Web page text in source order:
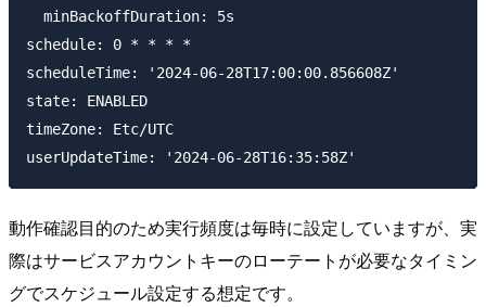
  minBackoffDuration: 5s
schedule: 0 * * * *
scheduleTime: '2024-06-28T17:00:00.856608Z'
state: ENABLED
timeZone: Etc/UTC
動作確認目的のため実行頻度は毎時に設定していますが、実
際はサービスアカウントキーのローテートが必要なタイミン
グでスケジュール設定する想定です。